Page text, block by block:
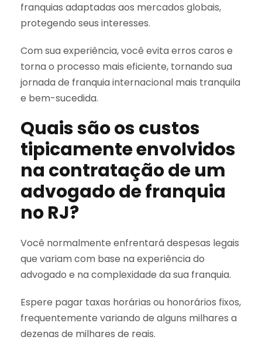
franquias adaptadas aos mercados globais,
protegendo seus interesses.
Com sua experiência, você evita erros caros e
torna o processo mais eficiente, tornando sua
jornada de franquia internacional mais tranquila
e bem-sucedida.
Quais são os custos
tipicamente envolvidos
na contratação de um
advogado de franquia
no RJ?
Você normalmente enfrentará despesas legais
que variam com base na experiência do
advogado e na complexidade da sua franquia.
Espere pagar taxas horárias ou honorários fixos,
frequentemente variando de alguns milhares a
dezenas de milhares de reais.